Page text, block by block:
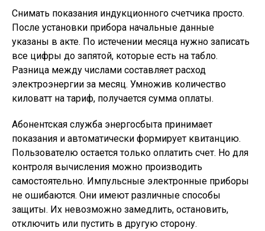
Снимать показания индукционного счетчика просто.
После установки прибора начальные данные
указаны в акте. По истечении месяца нужно записать
все цифры до запятой, которые есть на табло.
Разница между числами составляет расход
электроэнергии за месяц. Умножив количество
киловатт на тариф, получается сумма оплаты.
Абонентская служба энергосбыта принимает
показания и автоматически формирует квитанцию.
Пользователю остается только оплатить счет. Но для
контроля вычисления можно производить
самостоятельно. Импульсные электронные приборы
не ошибаются. Они имеют различные способы
защиты. Их невозможно замедлить, остановить,
отключить или пустить в другую сторону.